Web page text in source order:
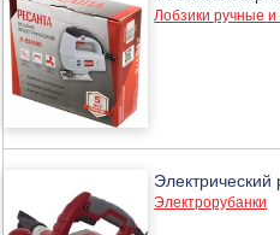
Лобзики ручные и
Электрорубанки